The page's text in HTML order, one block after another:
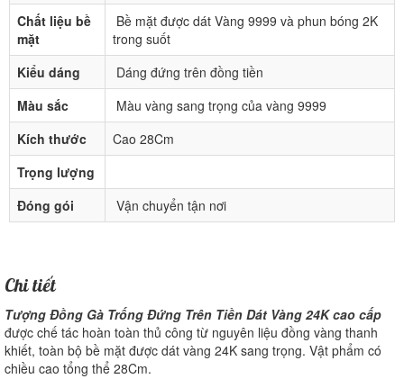
Chất liệu bề
mặt
Bề mặt được dát Vàng 9999 và phun bóng 2K
trong suốt
Kiểu dáng
Dáng đứng trên đồng tiền
Màu sắc
Màu vàng sang trọng của vàng 9999
Kích thước
Cao 28Cm
Trọng lượng
Đóng gói
Vận chuyển tận nơi
Chi tiết
Tượng Đồng Gà Trống Đứng Trên Tiền Dát Vàng 24K cao cấp
được chế tác hoàn toàn thủ công từ nguyên liệu đồng vàng thanh
khiết, toàn bộ bề mặt được dát vàng 24K sang trọng. Vật phẩm có
chiều cao tổng thể 28Cm.